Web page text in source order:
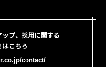
ップ、採用に関する
はこちら
contact/